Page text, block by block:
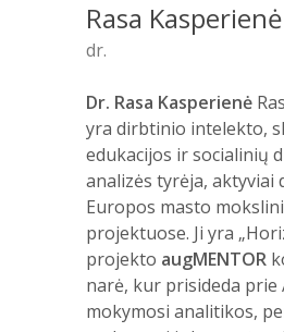
Rasa Kasperienė
dr.
Dr. Rasa Kasperienė
yra dirbtinio intelekto,
edukacijos ir socialinių
analizės tyrėja, aktyviai
Europos masto
projektuose. Ji yra
projekto augMENTOR
narė, kur prisideda prie
mokymosi analitikos,